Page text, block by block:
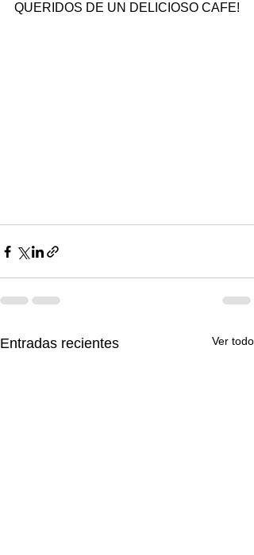
QUERIDOS DE UN DELICIOSO CAFE!
Entradas recientes Ver todo